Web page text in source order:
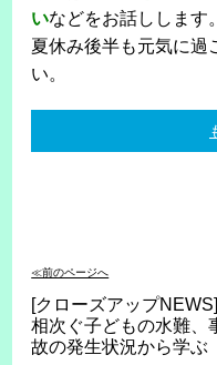
いなどをお話しします。
夏休み後半も元気に過
い。
≪前のページへ
[クローズアップNEWS]
相次ぐ子どもの水難、
故の発生状況から学ぶ